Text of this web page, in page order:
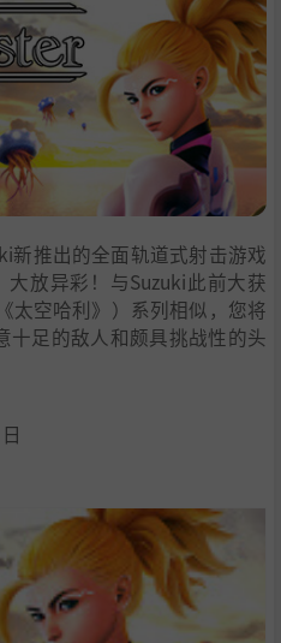
新推出的全面轨道式射击游戏
大放异彩！与Suzuki此前大获
太空哈利》）系列相似，您将
十足的敌人和颇具挑战性的头